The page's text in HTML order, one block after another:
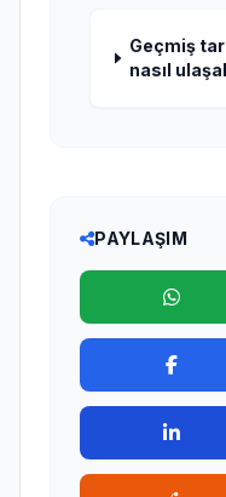
Geçmiş
nasıl
PAYLAŞIM